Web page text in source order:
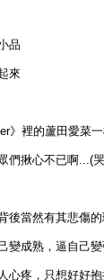
品
來
》裡的蘆田愛菜
們揪心不已啊...(
後當然有其悲傷的
變成熟，逼自己
心疼，只想好好